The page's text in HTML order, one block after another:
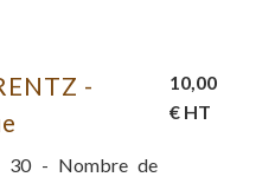
-
30 - Nombre de
10,00
€ HT